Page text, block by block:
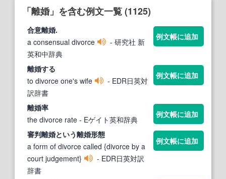
「離婚」を含む例文一覧 (1125)
合意離婚.
a consensual divorce
- 研究社 新
英和中辞典
例文帳に追加
離婚する
to divorce one's wife
- EDR日英対
訳辞書
例文帳に追加
離婚率
the divorce rate - Eゲイト英和辞典
例文帳に追加
審判離婚という離婚形態
a form of divorce called {divorce by a
court judgement}
- EDR日英対訳
辞書
例文帳に追加